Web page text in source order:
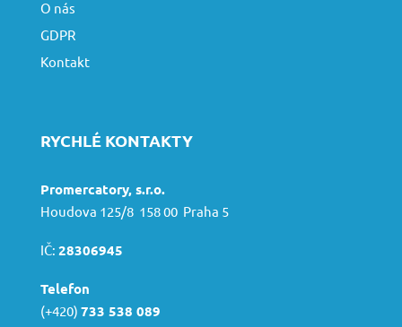
O nás
GDPR
Kontakt
RYCHLÉ KONTAKTY
Promercatory, s.r.o.
Houdova 125/8 158 00 Praha 5
IČ: 28306945
Telefon
(+420) 733 538 089